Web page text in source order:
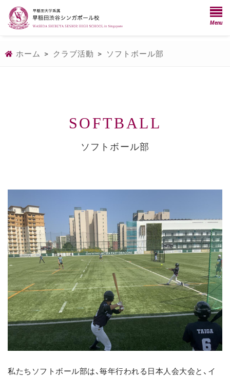
Menu
ホーム > クラブ活動 > ソフトボール部
SOFTBALL
ソフトボール部
私たちソフトボール部は、毎年行われる日本人会大会と、イ